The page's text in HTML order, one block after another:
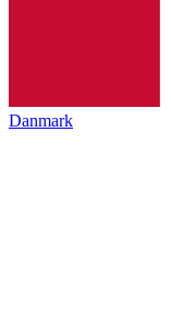
Danmark